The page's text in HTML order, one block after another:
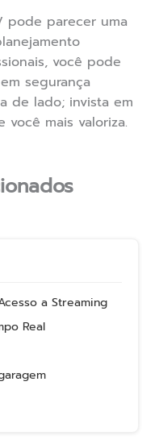
pode parecer uma
você pode
segurança
de lado; invista em
mais valoriza.
a Streaming
Real